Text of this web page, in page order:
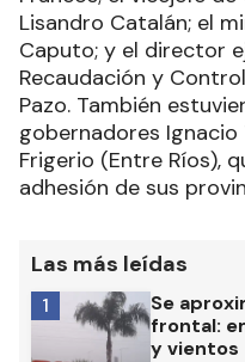
Lisandro Catalán; el
Caputo; y el director
Recaudación y
Pazo. También
gobernadores
Frigerio (Entre Ríos),
adhesión de sus
Las más leídas
Se
frontal:
y vientos
1